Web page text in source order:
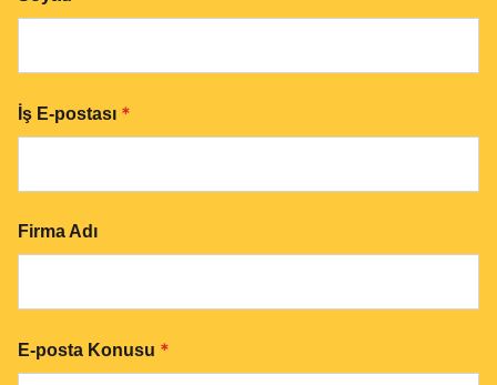
İş E-postası *
Firma Adı
E-posta Konusu *